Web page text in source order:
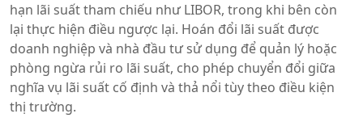
hạn lãi suất tham chiếu như LIBOR, trong khi bên còn
lại thực hiện điều ngược lại. Hoán đổi lãi suất được
doanh nghiệp và nhà đầu tư sử dụng để quản lý hoặc
phòng ngừa rủi ro lãi suất, cho phép chuyển đổi giữa
nghĩa vụ lãi suất cố định và thả nổi tùy theo điều kiện
thị trường.